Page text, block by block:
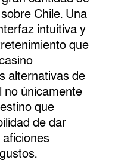
Chile. Una
intuitiva y
que
alternativas de
no únicamente
que
de dar